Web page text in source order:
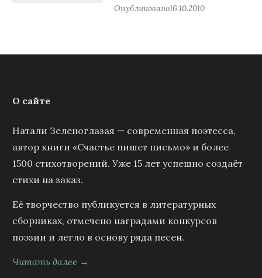
Опубликовано16.10.2010
О сайте
Натали Зеленоглазая — современная поэтесса,
автор книги «Счастье пишет письмо» и более
1500 стихотворений. Уже 15 лет успешно создаёт
стихи на заказ.
Её творчество публикуется в литературных
сборниках, отмечено наградами конкурсов
поэзии и легло в основу ряда песен.
Читать далее →